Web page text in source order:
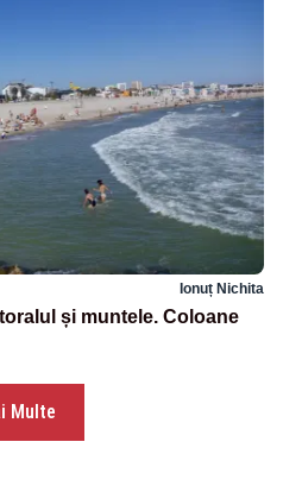
Ionuț Nichita
și muntele. Coloane
Multe